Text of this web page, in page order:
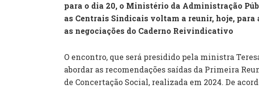
para o dia 20, o Ministério da Administração
as Centrais Sindicais voltam a reunir, hoje,
as negociações do Caderno Reivindicativo
O encontro, que será presidido pela ministra
abordar as recomendações saídas da Primeira
de Concertação Social, realizada em 2024. De